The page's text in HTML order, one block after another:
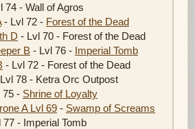
74 - Wall of Agros
- Lvl 72 - Forest of the Dead
D - Lvl 70 - Forest of the Dead
B - Lvl 76 - Imperial Tomb
- Lvl 72 - Forest of the Dead
78 - Ketra Orc Outpost
75 - Shrine of Loyalty
A Lvl 69 - Swamp of Screams
77 - Imperial Tomb